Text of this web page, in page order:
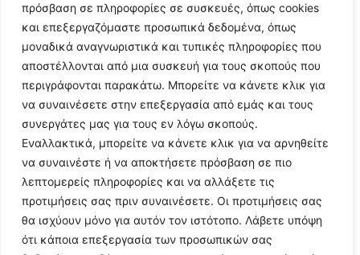
πρόσβαση σε πληροφορίες σε συσκευές, όπως cookies
και επεξεργαζόμαστε προσωπικά δεδομένα, όπως
μοναδικά αναγνωριστικά και τυπικές πληροφορίες που
αποστέλλονται από μια συσκευή για τους σκοπούς που
περιγράφονται παρακάτω. Μπορείτε να κάνετε κλικ για
να συναινέσετε στην επεξεργασία από εμάς και τους
συνεργάτες μας για τους εν λόγω σκοπούς.
Εναλλακτικά, μπορείτε να κάνετε κλικ για να αρνηθείτε
να συναινέστε ή να αποκτήσετε πρόσβαση σε πιο
λεπτομερείς πληροφορίες και να αλλάξετε τις
προτιμήσεις σας πριν συναινέσετε. Οι προτιμήσεις σας
θα ισχύουν μόνο για αυτόν τον ιστότοπο. Λάβετε υπόψη
ότι κάποια επεξεργασία των προσωπικών σας
© 2024 All Rights Reserved
argolikianaptiksi.gr
είναι πιστοποιημένη στο
ηλεκτρονικό Μητρώο Ηλεκτρονικού Τύπου της ΓΓ Επικοινωνίας
και Ενημέρωσης (Αριθμός ΜΗΤ242062)